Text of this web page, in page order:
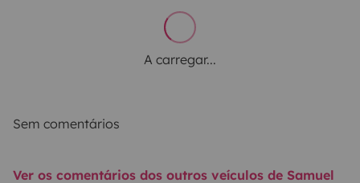
A carregar...
Sem comentários
Ver os comentários dos outros veículos de Samuel